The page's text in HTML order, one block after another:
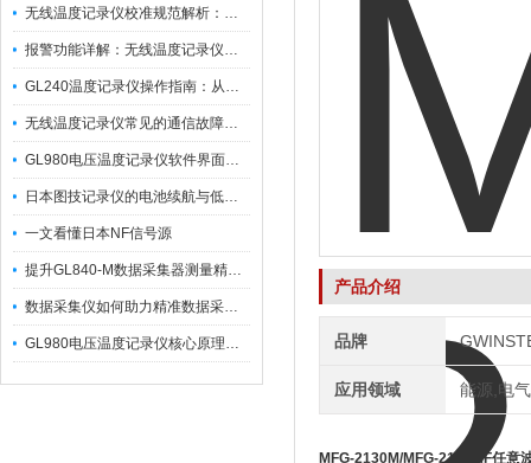
无线温度记录仪校准规范解析：从多点比对到不确定度评定的实操流程
报警功能详解：无线温度记录仪的阈值设定与通知机制
GL240温度记录仪操作指南：从开箱、接线到数据导出的标准化流程
无线温度记录仪常见的通信故障诊断与排除指南
GL980电压温度记录仪软件界面功能与使用技巧
日本图技记录仪的电池续航与低功耗模式适用场景分析
一文看懂日本NF信号源
提升GL840-M数据采集器测量精度的操作秘籍
数据采集仪如何助力精准数据采集与分析？​
GL980电压温度记录仪核心原理及行业应用
产品介绍
品牌
应用领域 能源,电气
MFG-2130M/MFG-2160MF任意